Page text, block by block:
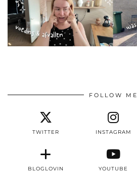
FOLLOW ME
TWITTER INSTAGRAM
BLOGLOVIN YOUTUBE